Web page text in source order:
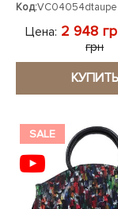
Код:VC04054dtaupe
Цена: 2 948
грн
КУПИТЬ
SALE